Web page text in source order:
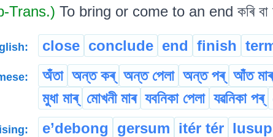
Trans.) To bring or come to an end কৰি বা
close conclude end finish
অঁতা অন্ত কৰ্ অন্ত পেলা অন্ত পৰ্ আঁত মাৰ্
মুধা মাৰ্ মোখনী মাৰ যবনিকা পেলা যৱনিকা পৰ্
e’debong gersum itér tér lusup